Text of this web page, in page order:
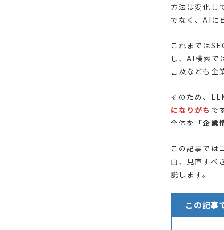
方法は変化し
でなく、AIに
これまでは
し、AI検索で
言及なども企
そのため、
になりがち で
全体を 「企
この記事では
由、見直すべ
説します。
この記事